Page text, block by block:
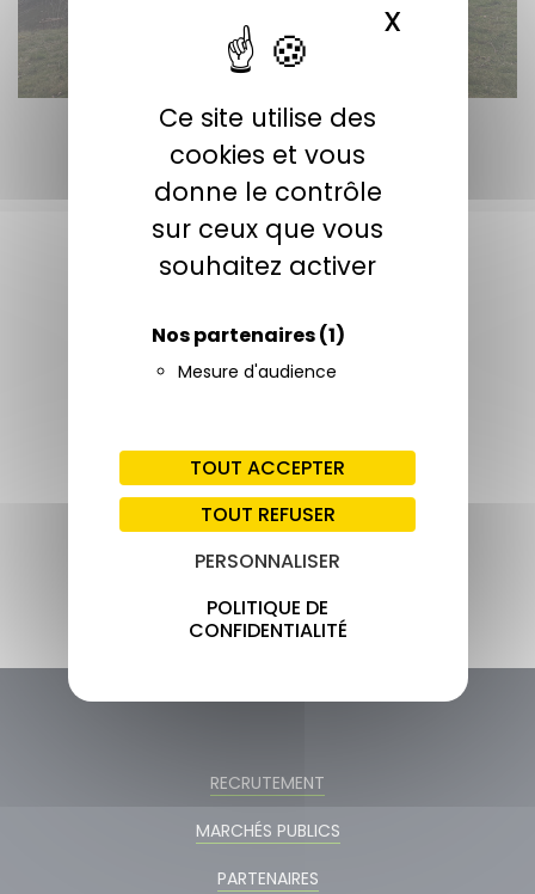
Ce site utilise des
cookies et vous
donne le contrôle
sur ceux que vous
souhaitez activer
Nos partenaires(1)
Mesure d'audience
TOUT ACCEPTER
TOUT REFUSER
PERSONNALISER
POLITIQUE DE
CONFIDENTIALITÉ
X
6 ruelle du Theil
87510 Saint-Gence
+33 05 55 03 29 07
RECRUTEMENT
MARCHÉS PUBLICS
PARTENAIRES